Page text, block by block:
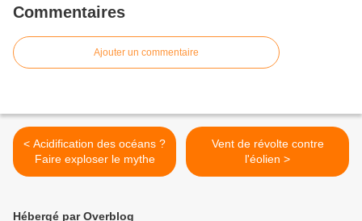
Commentaires
Ajouter un commentaire
< Acidification des océans ?
Faire exploser le mythe
Vent de révolte contre
l'éolien >
Hébergé par Overblog